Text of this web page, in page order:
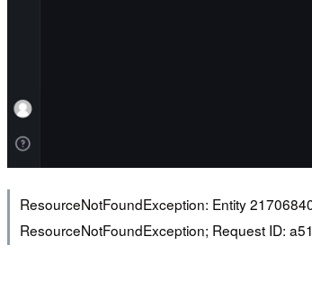
ResourceNotFoundException: Entity
ResourceNotFoundException; Request ID: